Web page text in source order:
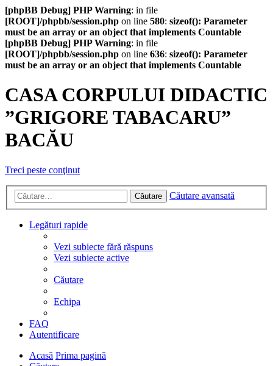
[phpBB Debug] PHP Warning: in file
[ROOT]/phpbb/session.php on line 580: sizeof(): Parameter
must be an array or an object that implements Countable
[phpBB Debug] PHP Warning: in file
[ROOT]/phpbb/session.php on line 636: sizeof(): Parameter
must be an array or an object that implements Countable
CASA CORPULUI DIDACTIC
”GRIGORE TABACARU”
BACĂU
Treci peste conţinut
Căutare Căutare avansată
Legături rapide
Vezi subiecte fără răspuns
Vezi subiecte active
Căutare
Echipa
FAQ
Autentificare
Acasă Prima pagină